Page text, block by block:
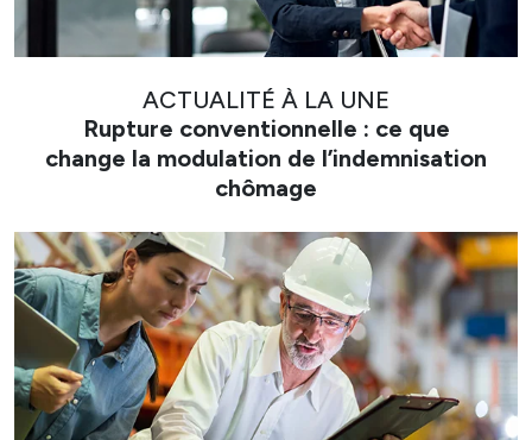
ACTUALITÉ À LA UNE
Rupture conventionnelle : ce que
change la modulation de l’indemnisation
chômage